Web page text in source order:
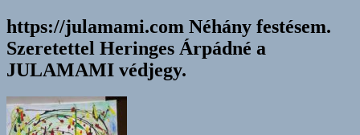
https://julamami.com Néhány festésem.
Szeretettel Heringes Árpádné a
JULAMAMI védjegy.